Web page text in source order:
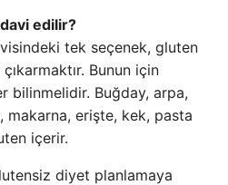
edilir?
tek seçenek, gluten
Bunun için
bilinmelidir. Buğday, arpa,
makarna, erişte, kek, pasta
içerir.
diyet planlamaya